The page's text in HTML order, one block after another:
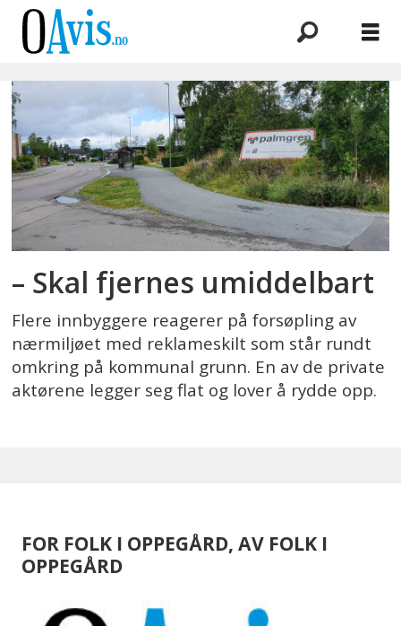
Emne:
ulovlig
tiltak
– Skal fjernes umiddelbart
Flere innbyggere reagerer på forsøpling av
nærmiljøet med reklameskilt som står rundt
omkring på kommunal grunn. En av de private
aktørene legger seg flat og lover å rydde opp.
FOR FOLK I OPPEGÅRD, AV FOLK I
OPPEGÅRD